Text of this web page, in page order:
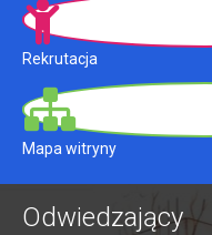
Rekrutacja
Mapa witryny
Odwiedzający